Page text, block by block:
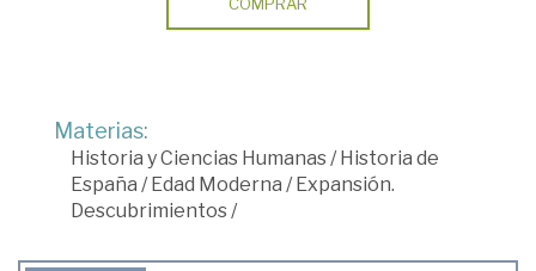
COMPRAR
Materias:
Historia y Ciencias Humanas/ Historia de
España / Edad Moderna / Expansión.
Descubrimientos/